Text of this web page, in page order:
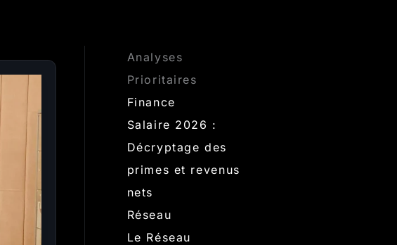
Analyses
Prioritaires
Finance
Salaire 2026 :
Décryptage des
primes et revenus
nets
Réseau
Le Réseau